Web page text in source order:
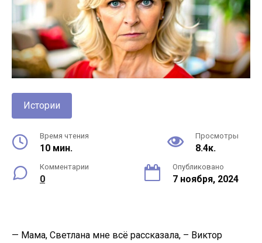
Истории
Время чтения
10 мин.
Просмотры
8.4к.
Комментарии
0
Опубликовано
7 ноября, 2024
— Мама, Светлана мне всё рассказала, – Виктор